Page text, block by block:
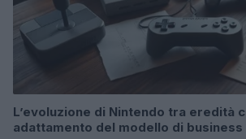
L’evoluzione di Nintendo tra eredità
adattamento del modello di business